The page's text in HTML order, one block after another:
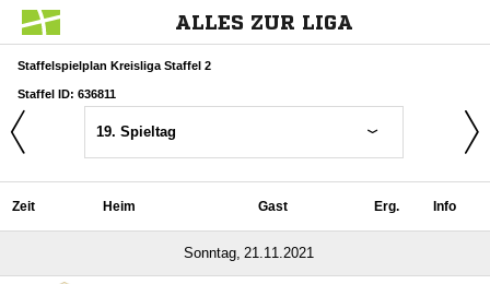
ALLES ZUR LIGA
Staffelspielplan Kreisliga Staffel 2
Staffel ID: 636811
19. Spieltag
Zeit Heim Gast Erg. Info
 